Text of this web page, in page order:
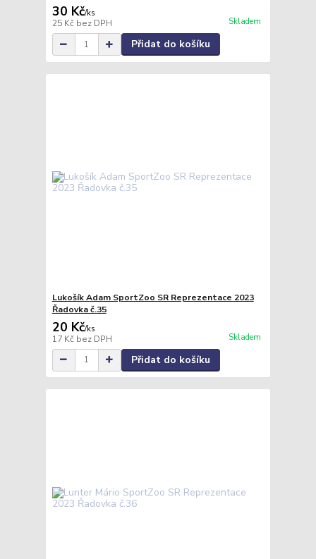
30 Kč/ks
25 Kč bez DPH Skladem
Přidat do košíku
Lukošík Adam SportZoo SR Reprezentace 2023
Řadovka č.35
20 Kč/ks
17 Kč bez DPH Skladem
Přidat do košíku